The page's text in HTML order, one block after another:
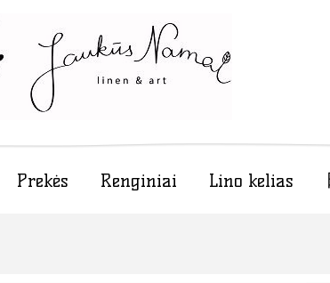
Prekės Renginiai Lino kelias